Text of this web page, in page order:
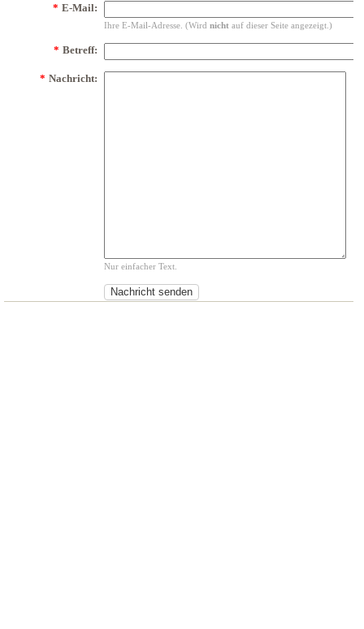
* E-Mail:
Ihre E-Mail-Adresse. (Wird nicht auf dieser Seite angezeigt.)
* Betreff:
* Nachricht:
Nur einfacher Text.